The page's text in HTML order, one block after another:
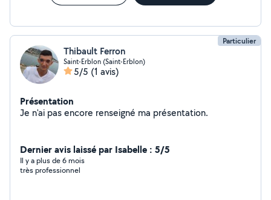
Particulier
Thibault Ferron
Saint-Erblon (Saint-Erblon)
5/5 (1 avis)
Présentation
Je n'ai pas encore renseigné ma présentation.
Dernier avis laissé par Isabelle : 5/5
Il y a plus de 6 mois
très professionnel